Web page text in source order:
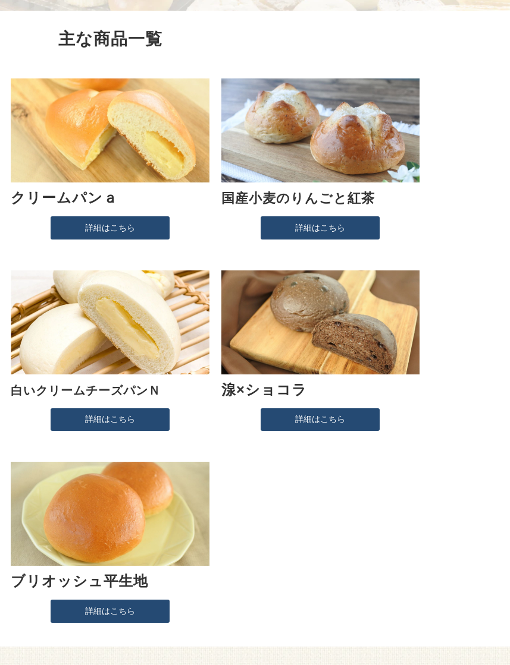
主な商品一覧
クリームパンａ
詳細はこちら
国産小麦のりんごと紅茶
詳細はこちら
白いクリームチーズパンＮ
詳細はこちら
湶×ショコラ
詳細はこちら
ブリオッシュ平生地
詳細はこちら